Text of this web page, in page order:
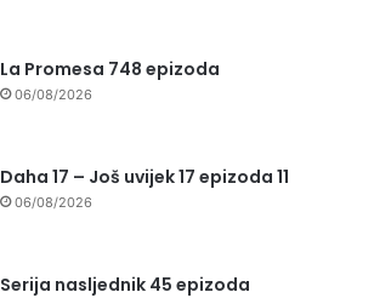
La Promesa 748 epizoda
06/08/2026
Daha 17 – Još uvijek 17 epizoda 11
06/08/2026
Serija nasljednik 45 epizoda